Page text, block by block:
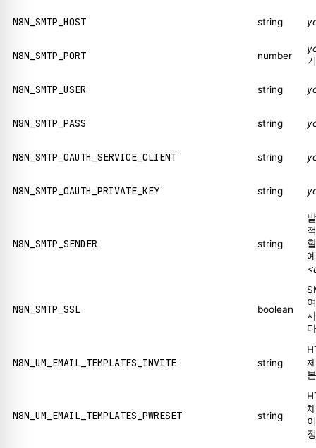
N8N_SMTP_HOST string
N8N_SMTP_PORT number
N8N_SMTP_USER string
N8N_SMTP_PASS string
N8N_SMTP_OAUTH_SERVICE_CLIENT string
N8N_SMTP_OAUTH_PRIVATE_KEY string
N8N_SMTP_SENDER string
N8N_SMTP_SSL boolean
N8N_UM_EMAIL_TEMPLATES_INVITE string
N8N_UM_EMAIL_TEMPLATES_PWRESET string